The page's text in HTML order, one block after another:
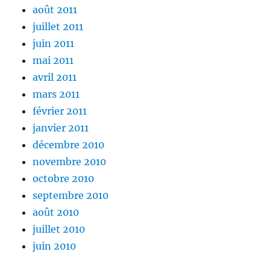
août 2011
juillet 2011
juin 2011
mai 2011
avril 2011
mars 2011
février 2011
janvier 2011
décembre 2010
novembre 2010
octobre 2010
septembre 2010
août 2010
juillet 2010
juin 2010